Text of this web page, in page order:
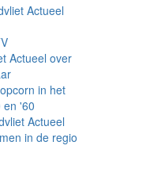
Actueel
Actueel over
in het
en '60
Actueel
in de regio